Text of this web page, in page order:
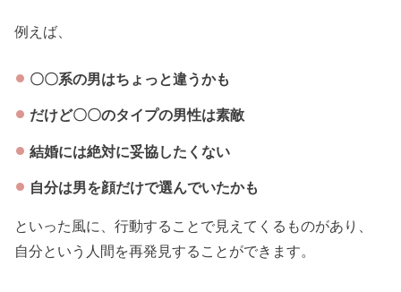
例えば、
〇〇系の男はちょっと違うかも
だけど〇〇のタイプの男性は素敵
結婚には絶対に妥協したくない
自分は男を顔だけで選んでいたかも
といった風に、行動することで見えてくるものがあり、
自分という人間を再発見することができます。